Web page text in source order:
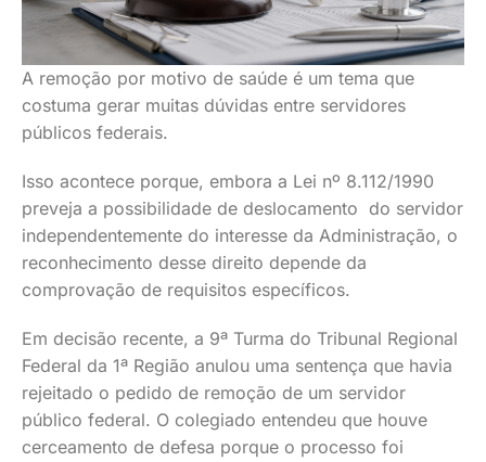
A remoção por motivo de saúde é um tema que
costuma gerar muitas dúvidas entre servidores
públicos federais.
Isso acontece porque, embora a Lei nº 8.112/1990
preveja a possibilidade de deslocamento do servidor
independentemente do interesse da Administração, o
reconhecimento desse direito depende da
comprovação de requisitos específicos.
Em decisão recente, a 9ª Turma do Tribunal Regional
Federal da 1ª Região anulou uma sentença que havia
rejeitado o pedido de remoção de um servidor
público federal. O colegiado entendeu que houve
cerceamento de defesa porque o processo foi